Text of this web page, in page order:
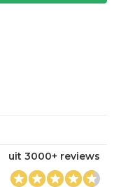
uit 3000+ reviews